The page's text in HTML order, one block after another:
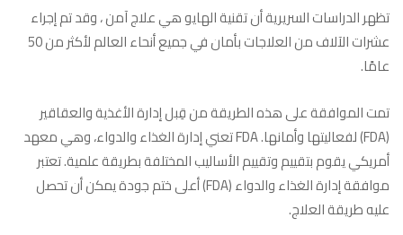
تظهر الدراسات السريرية أن تقنية الهايو هي علاج آمن ، وقد تم إجراء
عشرات الآلاف من العلاجات بأمان في جميع أنحاء العالم لأكثر من 50
عامًا.
تمت الموافقة على هذه الطريقة من قِبل إدارة الأغذية والعقاقير
(FDA) لفعاليتها وأمانها. FDA تعني إدارة الغذاء والدواء، وهي معهد
أمريكي يقوم بتقييم وتقييم الأساليب المختلفة بطريقة علمية. تعتبر
موافقة إدارة الغذاء والدواء (FDA) أعلى ختم جودة يمكن أن تحصل
عليه طريقة العلاج.